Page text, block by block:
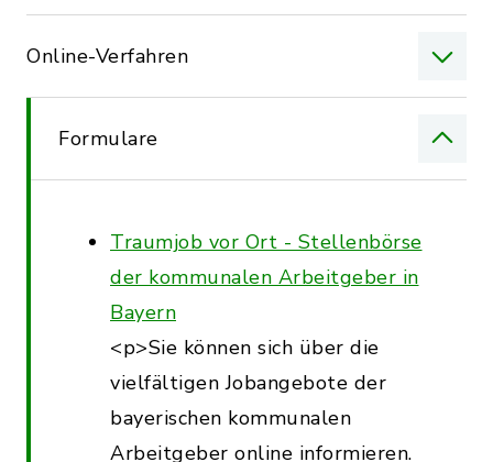
Online-Verfahren
Formulare
Traumjob vor Ort - Stellenbörse
der kommunalen Arbeitgeber in
Bayern
<p>Sie können sich über die
vielfältigen Jobangebote der
bayerischen kommunalen
Arbeitgeber online informieren.